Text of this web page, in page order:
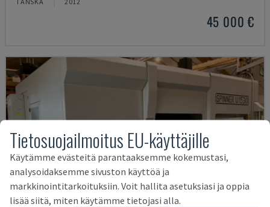
45 000 €
Tietosuojailmoitus EU-käyttäjille
Käytämme evästeitä parantaaksemme kokemustasi,
analysoidaksemme sivuston käyttöä ja
markkinointitarkoituksiin. Voit hallita asetuksiasi ja oppia
lisää siitä, miten käytämme tietojasi alla.